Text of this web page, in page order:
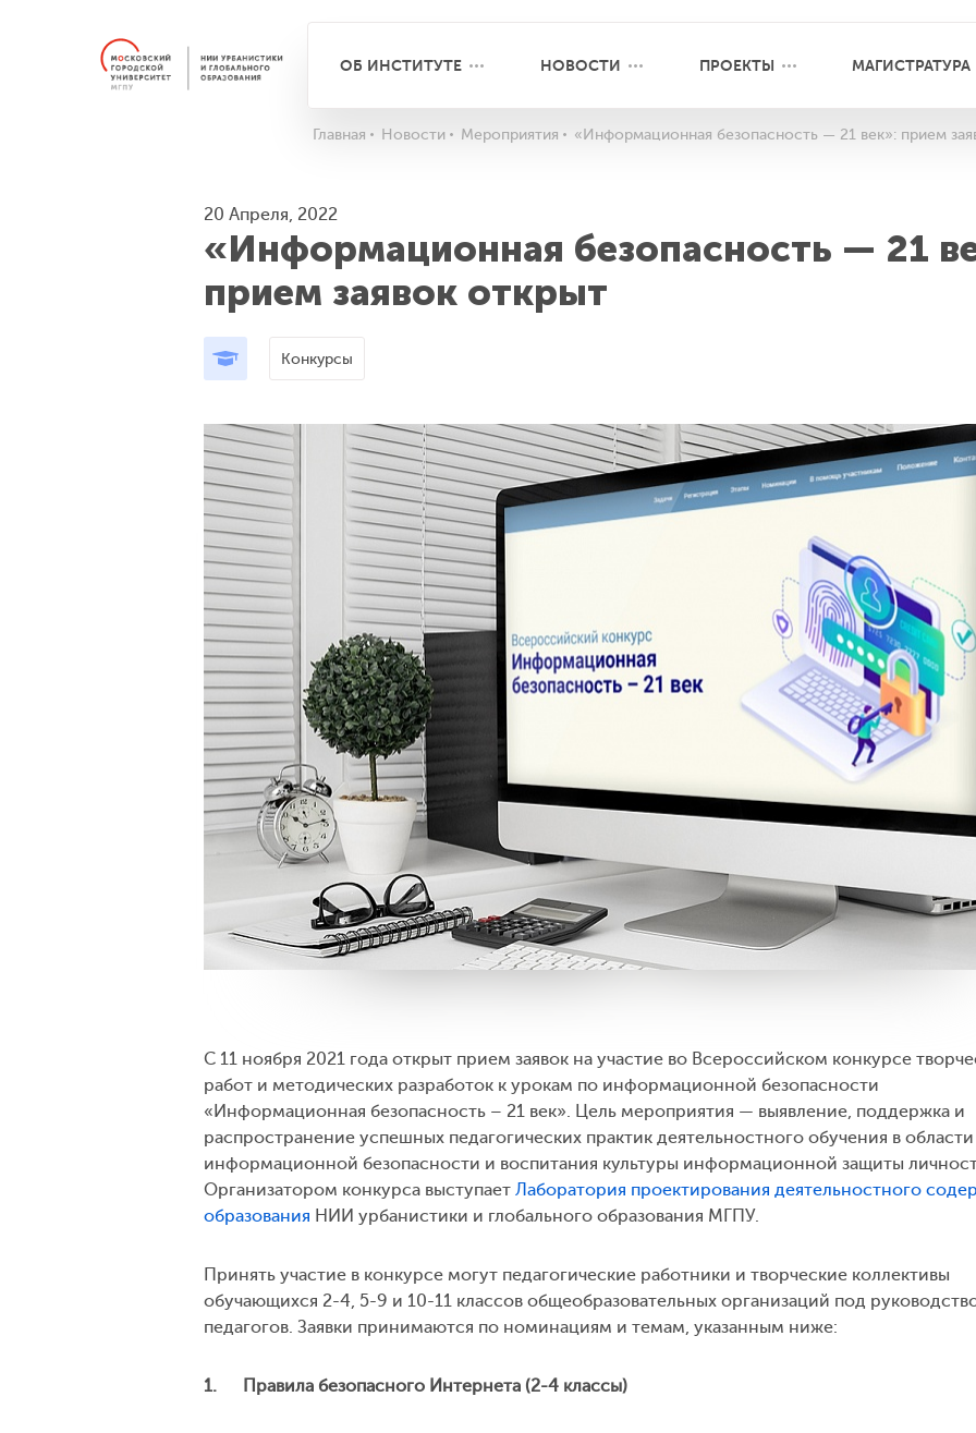
ОБ ИНСТИТУТЕ НОВОСТИ ПРОЕКТЫ МАГИСТРАТУРА
Главная Новости Мероприятия «Информационная безопасность — 21 век»: прием
20 Апреля, 2022
«Информационная безопасность — 21
прием заявок открыт
Конкурсы
С 11 ноября 2021 года открыт прием заявок на участие во Всероссийском конкурсе
работ и методических разработок к урокам по информационной безопасности
«Информационная безопасность – 21 век». Цель мероприятия — выявление, поддержка и
распространение успешных педагогических практик деятельностного обучения в области
информационной безопасности и воспитания культуры информационной защиты
Организатором конкурса выступает Лаборатория проектирования деятельностного
образования НИИ урбанистики и глобального образования МГПУ.
Принять участие в конкурсе могут педагогические работники и творческие коллективы
обучающихся 2-4, 5-9 и 10-11 классов общеобразовательных организаций под
педагогов. Заявки принимаются по номинациям и темам, указанным ниже:
1. Правила безопасного Интернета (2-4 классы)